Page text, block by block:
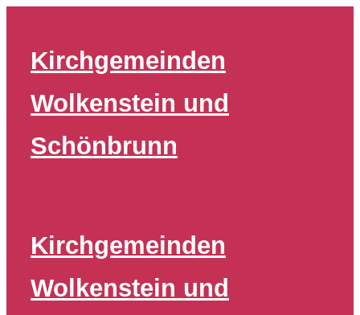
springen
Kirchgemeinden
Wolkenstein und
Schönbrunn
Kirchgemeinden
Wolkenstein und